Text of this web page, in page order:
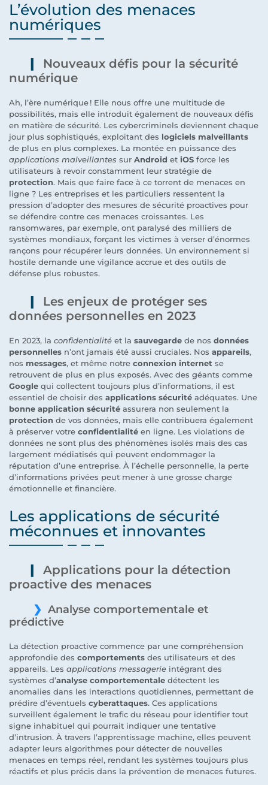
L’évolution des menaces
numériques
Nouveaux défis pour la sécurité
numérique
Ah, l’ère numérique ! Elle nous offre une multitude de
possibilités, mais elle introduit également de nouveaux défis
en matière de sécurité. Les cybercriminels deviennent chaque
jour plus sophistiqués, exploitant des logiciels malveillants
de plus en plus complexes. La montée en puissance des
applications malveillantes sur Android et iOS force les
utilisateurs à revoir constamment leur stratégie de
protection. Mais que faire face à ce torrent de menaces en
ligne ? Les entreprises et les particuliers ressentent la
pression d’adopter des mesures de sécurité proactives pour
se défendre contre ces menaces croissantes. Les
ransomwares, par exemple, ont paralysé des milliers de
systèmes mondiaux, forçant les victimes à verser d’énormes
rançons pour récupérer leurs données. Un environnement si
hostile demande une vigilance accrue et des outils de
défense plus robustes.
Les enjeux de protéger ses
données personnelles en 2023
En 2023, la confidentialité et la sauvegarde de nos données
personnelles n’ont jamais été aussi cruciales. Nos appareils,
nos messages, et même notre connexion internet se
retrouvent de plus en plus exposés. Avec des géants comme
Google qui collectent toujours plus d’informations, il est
essentiel de choisir des applications sécurité adéquates. Une
bonne application sécurité assurera non seulement la
protection de vos données, mais elle contribuera également
à préserver votre confidentialité en ligne. Les violations de
données ne sont plus des phénomènes isolés mais des cas
largement médiatisés qui peuvent endommager la
réputation d’une entreprise. À l’échelle personnelle, la perte
d’informations privées peut mener à une grosse charge
émotionnelle et financière.
Les applications de sécurité
méconnues et innovantes
Applications pour la détection
proactive des menaces
Analyse comportementale et
prédictive
La détection proactive commence par une compréhension
approfondie des comportements des utilisateurs et des
appareils. Les applications messagerie intégrant des
systèmes d’analyse comportementale détectent les
anomalies dans les interactions quotidiennes, permettant de
prédire d’éventuels cyberattaques. Ces applications
surveillent également le trafic du réseau pour identifier tout
signe inhabituel qui pourrait indiquer une tentative
d’intrusion. À travers l’apprentissage machine, elles peuvent
adapter leurs algorithmes pour détecter de nouvelles
menaces en temps réel, rendant les systèmes toujours plus
réactifs et plus précis dans la prévention de menaces futures.